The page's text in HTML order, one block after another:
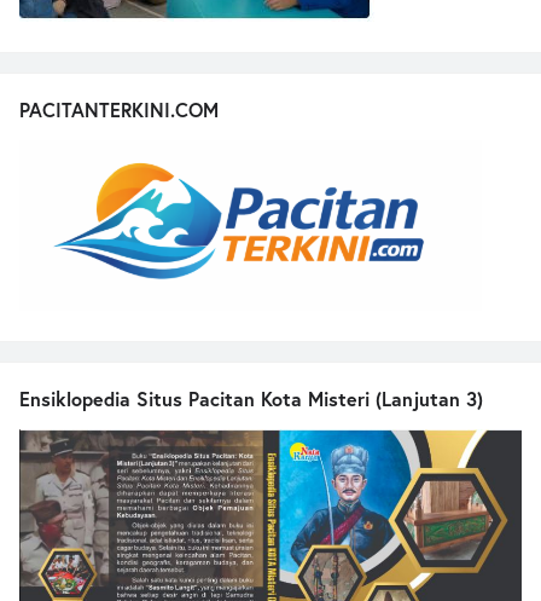
PACITANTERKINI.COM
Ensiklopedia Situs Pacitan Kota Misteri (Lanjutan 3)